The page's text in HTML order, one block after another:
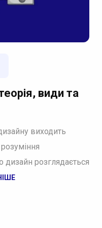
види та
виходить
дизайн розглядається